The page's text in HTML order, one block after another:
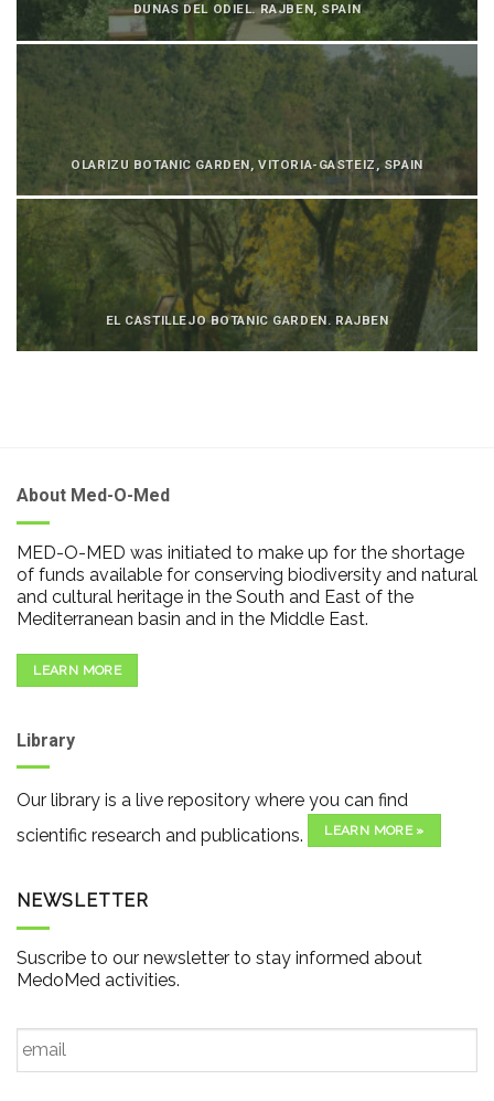
DUNAS DEL ODIEL. RAJBEN, SPAIN
OLARIZU BOTANIC GARDEN, VITORIA-GASTEIZ, SPAIN
EL CASTILLEJO BOTANIC GARDEN. RAJBEN
About Med-O-Med
MED-O-MED was initiated to make up for the shortage
of funds available for conserving biodiversity and natural
and cultural heritage in the South and East of the
Mediterranean basin and in the Middle East.
LEARN MORE
Library
Our library is a live repository where you can find
scientific research and publications.
LEARN MORE »
NEWSLETTER
Suscribe to our newsletter to stay informed about
MedoMed activities.
Email *